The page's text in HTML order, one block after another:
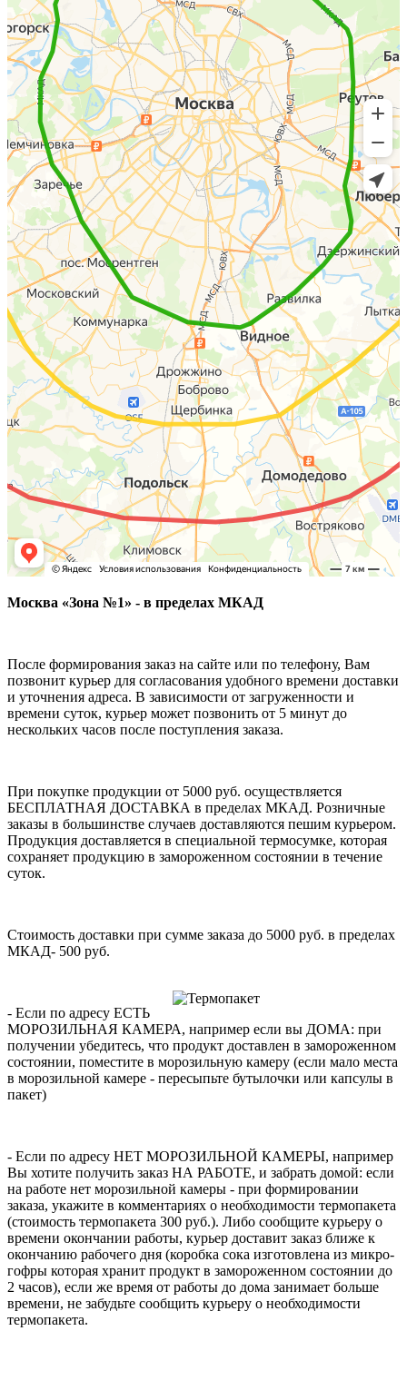
Москва «Зона №1» - в пределах МКАД
После формирования заказ на сайте или по телефону, Вам
позвонит курьер для согласования удобного времени доставки
и уточнения адреса. В зависимости от загруженности и
времени суток, курьер может позвонить от 5 минут до
нескольких часов после поступления заказа.
При покупке продукции от 5000 руб. осуществляется
БЕСПЛАТНАЯ ДОСТАВКА в пределах МКАД. Розничные
заказы в большинстве случаев доставляются пешим курьером.
Продукция доставляется в специальной термосумке, которая
сохраняет продукцию в замороженном состоянии в течение
суток.
Стоимость доставки при сумме заказа до 5000 руб. в пределах
МКАД- 500 руб.
- Если по адресу ЕСТЬ
МОРОЗИЛЬНАЯ КАМЕРА, например если вы ДОМА: при
получении убедитесь, что продукт доставлен в замороженном
состоянии, поместите в морозильную камеру (если мало места
в морозильной камере - пересыпьте бутылочки или капсулы в
пакет)
- Если по адресу НЕТ МОРОЗИЛЬНОЙ КАМЕРЫ, например
Вы хотите получить заказ НА РАБОТЕ, и забрать домой: если
на работе нет морозильной камеры - при формировании
заказа, укажите в комментариях о необходимости термопакета
(стоимость термопакета 300 руб.). Либо сообщите курьеру о
времени окончании работы, курьер доставит заказ ближе к
окончанию рабочего дня (коробка сока изготовлена из микро-
гофры которая хранит продукт в замороженном состоянии до
2 часов), если же время от работы до дома занимает больше
времени, не забудьте сообщить курьеру о необходимости
термопакета.